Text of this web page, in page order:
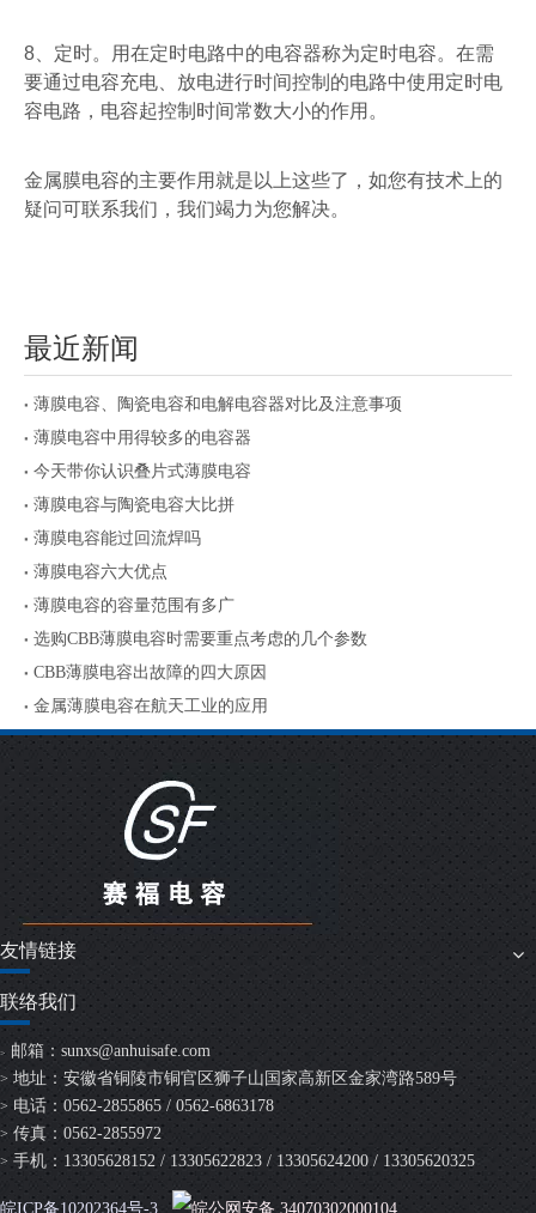
8 、定时。用在定时电路中的电容器称为定时电容。在需
要通过电容充电、放电进行时间控制的电路中使用定时电
容电路，电容起控制时间常数大小的作用。
金属膜电容的主要作用就是以上这些了，如您有技术上的
疑问可联系我们，我们竭力为您解决。
最近新闻
薄膜电容、陶瓷电容和电解电容器对比及注意事项
薄膜电容中用得较多的电容器
今天带你认识叠片式薄膜电容
薄膜电容与陶瓷电容大比拼
薄膜电容能过回流焊吗
薄膜电容六大优点
薄膜电容的容量范围有多广
选购CBB薄膜电容时需要重点考虑的几个参数
CBB薄膜电容出故障的四大原因
金属薄膜电容在航天工业的应用
友情链接
联络我们
> 邮箱： sunxs@anhuisafe.com
> 地址：安徽省铜陵市铜官区狮子山国家高新区金家湾路589号
> 电话：0562-2855865 / 0562-6863178
> 传真：0562-2855972
> 手机：13305628152 / 13305622823 / 13305624200 / 13305620325
皖ICP备10202364号-3 皖公网安备 34070302000104